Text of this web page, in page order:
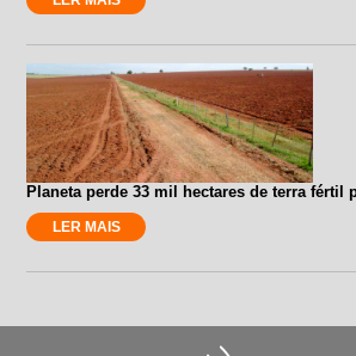
Planeta perde 33 mil hectares de terra fértil
LER MAIS